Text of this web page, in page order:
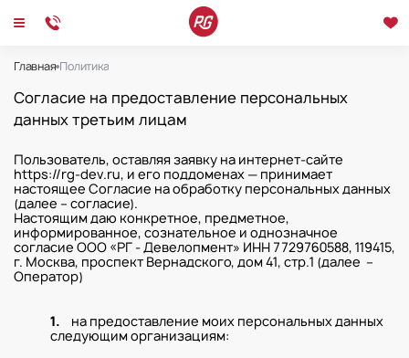
Главная Политика
Политика
Согласие на предоставление персональных
данных третьим лицам
Пользователь, оставляя заявку на интернет-сайте
https://rg-dev.ru, и его поддоменах — принимает
настоящее Согласие на обработку персональных данных
(далее – cогласие).
Настоящим даю конкретное, предметное,
информированное, сознательное и однозначное
согласие ООО «РГ - Девелопмент» ИНН 7729760588, 119415,
г. Москва, проспект Вернадского, дом 41, стр.1 (далее –
Оператор)
1. на предоставление моих персональных данных
следующим организациям: